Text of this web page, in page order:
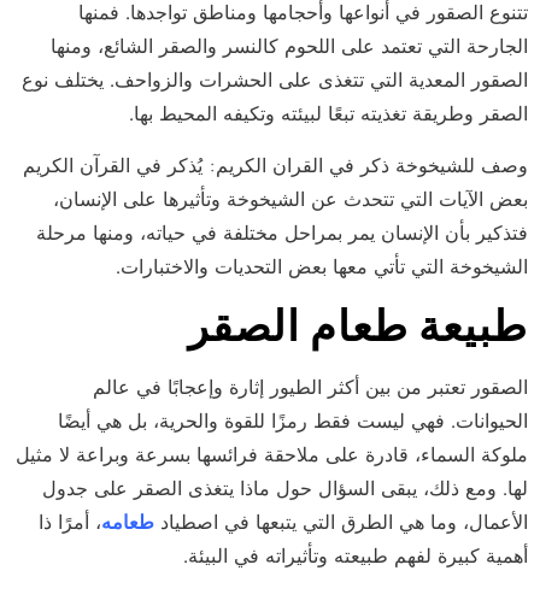
تتنوع الصقور في أنواعها وأحجامها ومناطق تواجدها. فمنها
الجارحة التي تعتمد على اللحوم كالنسر والصقر الشائع، ومنها
الصقور المعدية التي تتغذى على الحشرات والزواحف. يختلف نوع
الصقر وطريقة تغذيته تبعًا لبيئته وتكيفه المحيط بها.
وصف للشيخوخة ذكر في القران الكريم: يُذكر في القرآن الكريم
بعض الآيات التي تتحدث عن الشيخوخة وتأثيرها على الإنسان،
فتذكير بأن الإنسان يمر بمراحل مختلفة في حياته، ومنها مرحلة
الشيخوخة التي تأتي معها بعض التحديات والاختبارات.
طبيعة طعام الصقر
الصقور تعتبر من بين أكثر الطيور إثارة وإعجابًا في عالم
الحيوانات. فهي ليست فقط رمزًا للقوة والحرية، بل هي أيضًا
ملوكة السماء، قادرة على ملاحقة فرائسها بسرعة وبراعة لا مثيل
لها. ومع ذلك، يبقى السؤال حول ماذا يتغذى الصقر على جدول
الأعمال، وما هي الطرق التي يتبعها في اصطياد طعامه، أمرًا ذا
أهمية كبيرة لفهم طبيعته وتأثيراته في البيئة.